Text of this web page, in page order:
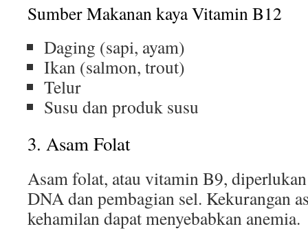
Sumber Makanan kaya Vitamin B12
Daging (sapi, ayam)
Ikan (salmon, trout)
Telur
Susu dan produk susu
3. Asam Folat
Asam folat, atau vitamin B9,
DNA dan pembagian sel. Kekurangan
kehamilan dapat menyebabkan anemia.